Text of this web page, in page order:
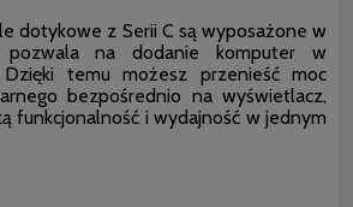
dotykowe z Serii C są wyposażone w
na dodanie komputer w
temu możesz przenieść moc
bezpośrednio na wyświetlacz,
funkcjonalność i wydajność w jednym